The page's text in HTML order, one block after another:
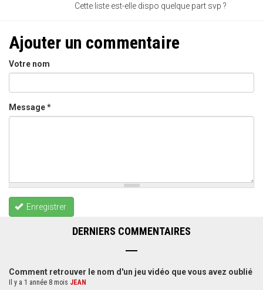
Cette liste est-elle dispo quelque part svp ?
Ajouter un commentaire
Votre nom
Message*
Enregistrer
DERNIERS COMMENTAIRES
Comment retrouver le nom d'un jeu vidéo que vous avez oublié
Il y a 1 année 8 mois JEAN